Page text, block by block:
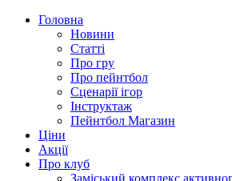
Головна
Новини
Статті
Про гру
Про пейнтбол
Сценарії ігор
Інструктаж
Пейнтбол Магазин
Ціни
Акції
Про клуб
Заміський комплекс